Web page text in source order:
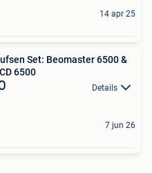
14 apr 25
Set: Beomaster 6500 &
6500
Details
7 jun 26